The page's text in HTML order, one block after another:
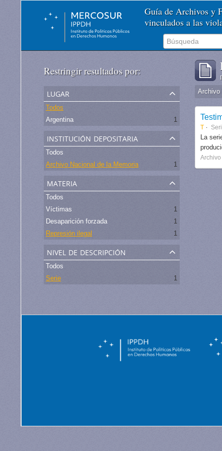
Guía de Archivos y
vinculados a las
Restringir resultados por:
lugar
Todos
Argentina
1
institución depositaria
Todos
Archivo Nacional de la Memoria
1
materia
Todos
Víctimas
1
Desaparición forzada
1
Represión ilegal
1
nivel de descripción
Todos
Serie
1
Archivo
T
La